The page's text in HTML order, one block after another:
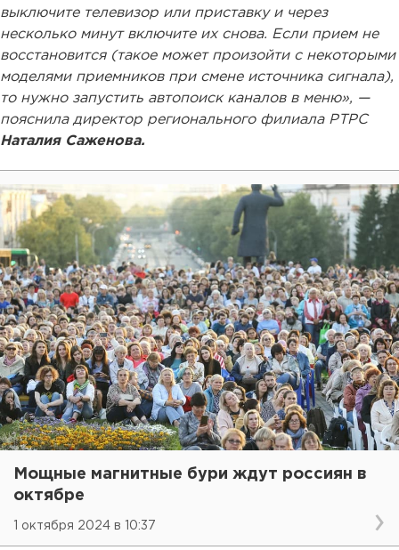
выключите телевизор или приставку и через
несколько минут включите их снова. Если прием не
восстановится (такое может произойти с некоторыми
моделями приемников при смене источника сигнала),
то нужно запустить автопоиск каналов в меню», —
пояснила директор регионального филиала РТРС
Наталия Саженова.
Мощные магнитные бури ждут россиян в
октябре
1 октября 2024 в 10:37